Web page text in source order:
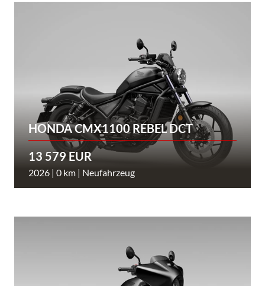
HONDA CMX1100 REBEL DCT
13 579 EUR
2026 | 0 km | Neufahrzeug